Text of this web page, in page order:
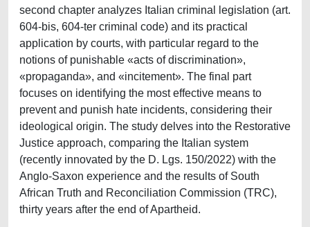
second chapter analyzes Italian criminal legislation (art.
604-bis, 604-ter criminal code) and its practical
application by courts, with particular regard to the
notions of punishable «acts of discrimination»,
«propaganda», and «incitement». The final part
focuses on identifying the most effective means to
prevent and punish hate incidents, considering their
ideological origin. The study delves into the Restorative
Justice approach, comparing the Italian system
(recently innovated by the D. Lgs. 150/2022) with the
Anglo-Saxon experience and the results of South
African Truth and Reconciliation Commission (TRC),
thirty years after the end of Apartheid.